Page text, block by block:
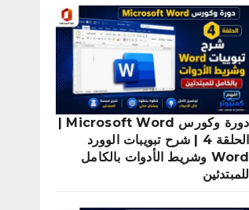
دورة وكورس Microsoft Word |
الحلقة 4 | شرح تبويبات الوورد
Word وشريط الأدوات بالكامل
للمبتدئين